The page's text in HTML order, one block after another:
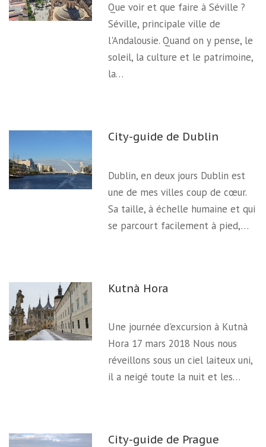
Que voir et que faire à Séville ?
Séville, principale ville de
l'Andalousie. Quand on y pense, le
soleil, la culture et le patrimoine,
la…
City-guide de Dublin
Dublin, en deux jours Dublin est
une de mes villes coup de cœur.
Sa taille, à échelle humaine et qui
se parcourt facilement à pied,…
Kutnà Hora
Une journée d'excursion à Kutnà
Hora 17 mars 2018 Nous nous
réveillons sous un ciel laiteux uni,
il a neigé toute la nuit et les…
City-guide de Prague